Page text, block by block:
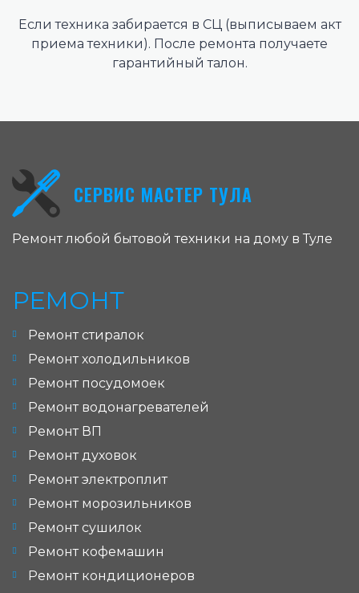
Если техника забирается в СЦ (выписываем акт
приема техники). После ремонта получаете
гарантийный талон.
СЕРВИС МАСТЕР ТУЛА
Ремонт любой бытовой техники на дому в Туле
РЕМОНТ
Ремонт стиралок
Ремонт холодильников
Ремонт посудомоек
Ремонт водонагревателей
Ремонт ВП
Ремонт духовок
Ремонт электроплит
Ремонт морозильников
Ремонт сушилок
Ремонт кофемашин
Ремонт кондиционеров